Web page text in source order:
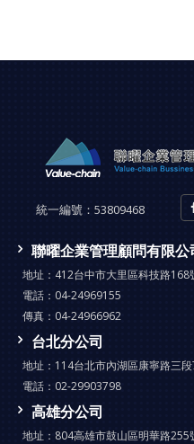
統一編號： 53809468
聯曜企業管理顧問有限公
地址： 412台中市大里區科技路168
電話： 04-24969155
傳真： 04-24966962
台北分公司
地址： 114台北市內湖區康寧路三
電話： 02-29903798
高雄分公司
地址： 804高雄市鼓山區明華路255